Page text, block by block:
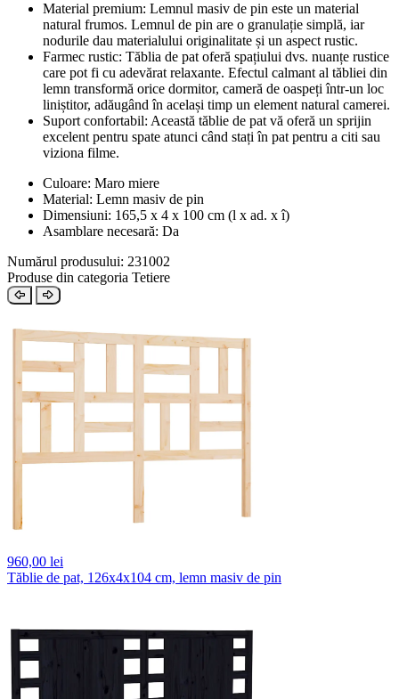
Material premium: Lemnul masiv de pin este un material
natural frumos. Lemnul de pin are o granulație simplă, iar
nodurile dau materialului originalitate și un aspect rustic.
Farmec rustic: Tăblia de pat oferă spațiului dvs. nuanțe rustice
care pot fi cu adevărat relaxante. Efectul calmant al tăbliei din
lemn transformă orice dormitor, cameră de oaspeți într-un loc
liniștitor, adăugând în același timp un element natural camerei.
Suport confortabil: Această tăblie de pat vă oferă un sprijin
excelent pentru spate atunci când stați în pat pentru a citi sau
viziona filme.
Culoare: Maro miere
Material: Lemn masiv de pin
Dimensiuni: 165,5 x 4 x 100 cm (l x ad. x î)
Asamblare necesară: Da
Numărul produsului: 231002
Produse din categoria Tetiere
960,00 lei
Tăblie de pat, 126x4x104 cm, lemn masiv de pin